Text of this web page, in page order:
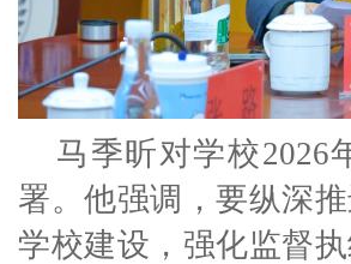
马季昕对学校2026
署。他强调，要纵深
学校建设，强化监督